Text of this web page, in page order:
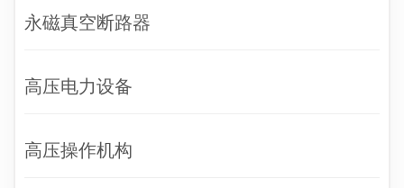
永磁真空断路器
高压电力设备
高压操作机构